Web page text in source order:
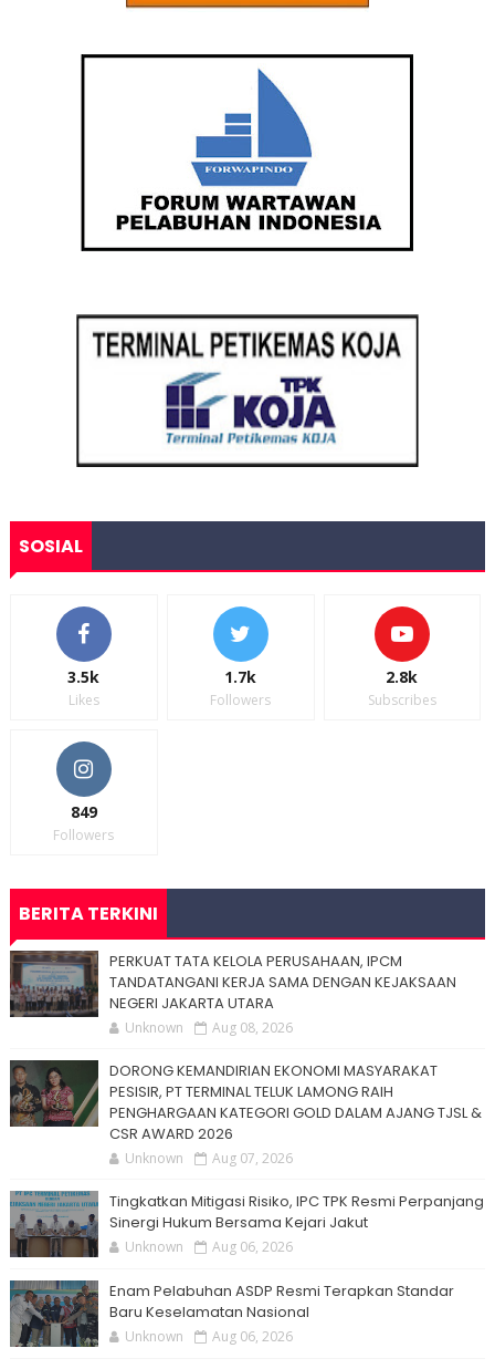
SOSIAL
3.5k
Likes
1.7k
Followers
2.8k
Subscribes
849
Followers
BERITA TERKINI
PERKUAT TATA KELOLA PERUSAHAAN, IPCM
TANDATANGANI KERJA SAMA DENGAN KEJAKSAAN
NEGERI JAKARTA UTARA
Unknown Aug 08, 2026
DORONG KEMANDIRIAN EKONOMI MASYARAKAT
PESISIR, PT TERMINAL TELUK LAMONG RAIH
PENGHARGAAN KATEGORI GOLD DALAM AJANG TJSL &
CSR AWARD 2026
Unknown Aug 07, 2026
Tingkatkan Mitigasi Risiko, IPC TPK Resmi Perpanjang
Sinergi Hukum Bersama Kejari Jakut
Unknown Aug 06, 2026
Enam Pelabuhan ASDP Resmi Terapkan Standar
Baru Keselamatan Nasional
Unknown Aug 06, 2026